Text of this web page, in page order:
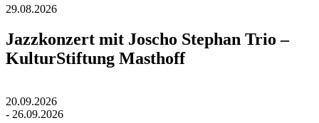
29.08.2026
Jazzkonzert mit Joscho Stephan Trio –
KulturStiftung Masthoff
20.09.2026
- 26.09.2026